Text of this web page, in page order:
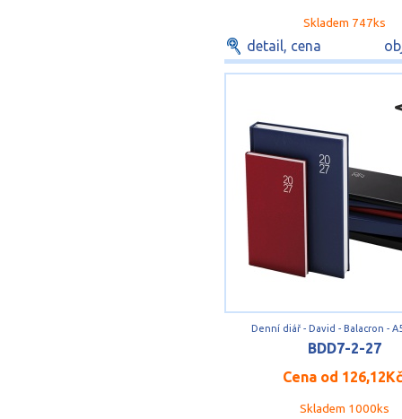
Skladem 747ks
detail, cena
Denní diář - David - Balacron -
BDD7-2-27
Cena od 126,12Kč
Skladem 1000ks